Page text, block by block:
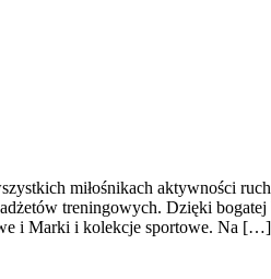
miłośnikach aktywności
treningowych. Dzięki bogatej
i Marki i kolekcje sportowe. Na […]